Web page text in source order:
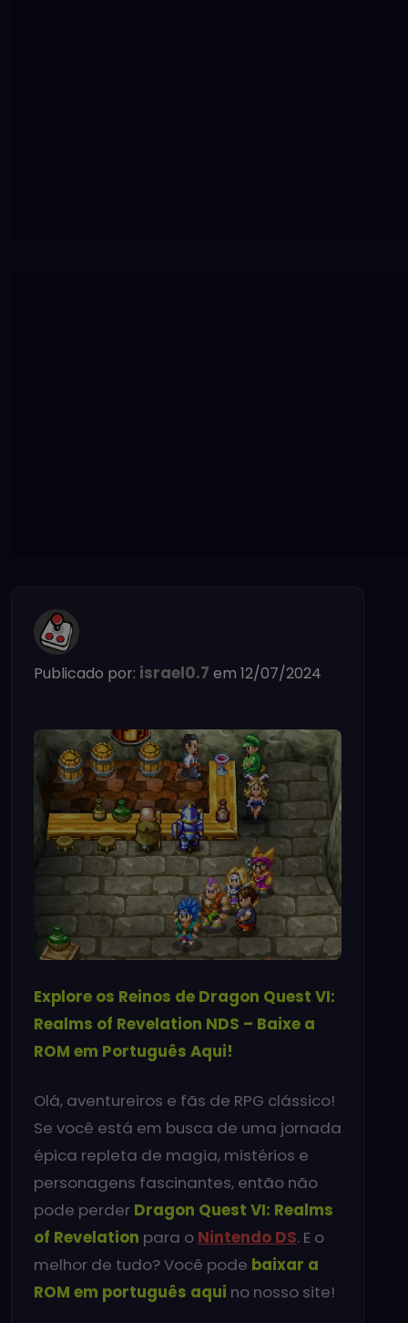
Publicado por: israel0.7 em 12/07/2024
Explore os Reinos de Dragon Quest VI:
Realms of Revelation NDS – Baixe a
ROM em Português Aqui!
Olá, aventureiros e fãs de RPG clássico!
Se você está em busca de uma jornada
épica repleta de magia, mistérios e
personagens fascinantes, então não
pode perder Dragon Quest VI: Realms
of Revelation para o Nintendo DS. E o
melhor de tudo? Você pode baixar a
ROM em português aqui no nosso site!